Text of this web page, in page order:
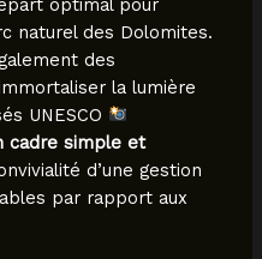
optimal pour
naturel des Dolomites.
des
la lumière
UNESCO
cadre simple et
d’une gestion
par rapport aux